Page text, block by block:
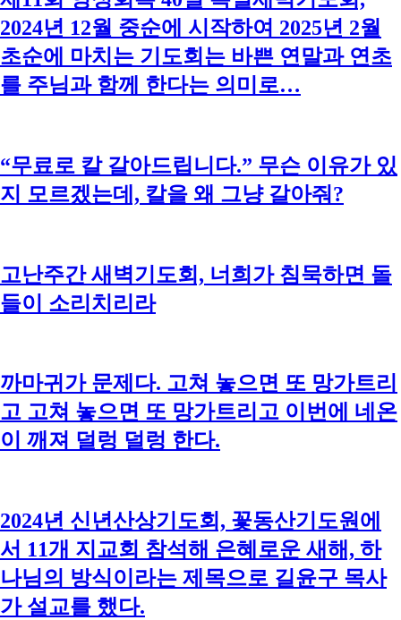
2024년 12월 중순에 시작하여 2025년 2월
초순에 마치는 기도회는 바쁜 연말과 연초
를 주님과 함께 한다는 의미로…
“무료로 칼 갈아드립니다.” 무슨 이유가 있
지 모르겠는데, 칼을 왜 그냥 갈아줘?
고난주간 새벽기도회, 너희가 침묵하면 돌
들이 소리치리라
까마귀가 문제다. 고쳐 놓으면 또 망가트리
고 고쳐 놓으면 또 망가트리고 이번에 네온
이 깨져 덜렁 덜렁 한다.
2024년 신년산상기도회, 꽃동산기도원에
서 11개 지교회 참석해 은혜로운 새해, 하
나님의 방식이라는 제목으로 길윤구 목사
가 설교를 했다.